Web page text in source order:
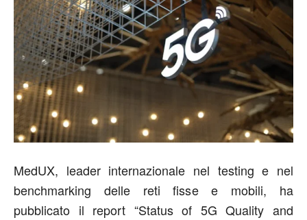
MedUX, leader internazionale nel testing e nel
benchmarking delle reti fisse e mobili, ha
pubblicato il report “Status of 5G Quality and